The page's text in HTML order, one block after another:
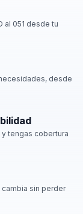
al 051 desde tu
desde
tengas cobertura
sin perder